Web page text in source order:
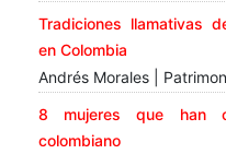
Tradiciones llamativas
en Colombia
Andrés Morales |
8 mujeres que han
colombiano